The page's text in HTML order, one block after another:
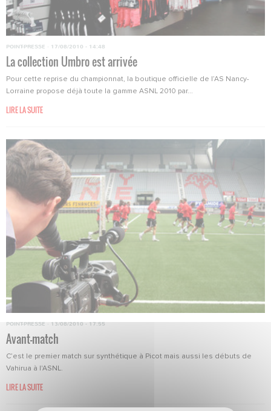
POINT-PRESSE · 17/08/2010 - 14:48
La collection Umbro est arrivée
Pour cette reprise du championnat, la boutique officielle de l’AS Nancy-
Lorraine propose déjà toute la gamme ASNL 2010 par...
LIRE LA SUITE
POINT-PRESSE · 13/08/2010 - 17:55
Avant-match
C’est le premier match sur synthétique à Picot mais aussi les débuts de
Vahirua à l'ASNL.
LIRE LA SUITE